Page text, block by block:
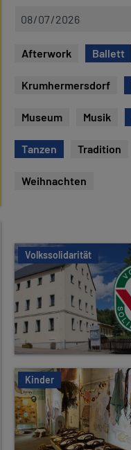
Afterwork Ballett
Krumhermersdorf
Museum Musik
Tanzen Tradition
Weihnachten
Volkssolidarität
Kinder